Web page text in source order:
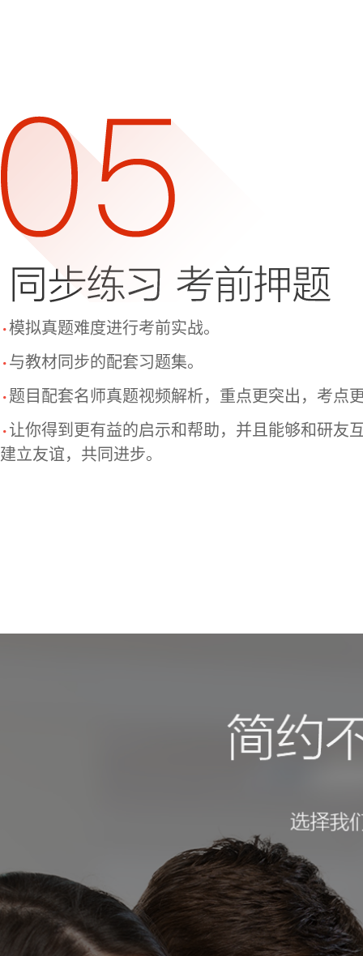
模拟真题难度进行考前实战。
与教材同步的配套习题集。
题目配套名师真题视频解析，重点更突出，考点
让你得到更有益的启示和帮助，并且能够和研友
建立友谊，共同进步。